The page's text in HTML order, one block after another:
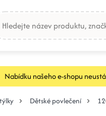
Nabídku našeho e-shopu
Dětské povlečení